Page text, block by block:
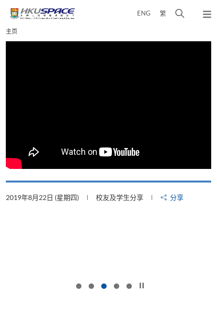
content
ENG 繁
弹
Main
content
主页
2019年8月22日 (星期四) 校友及学生分享 分享